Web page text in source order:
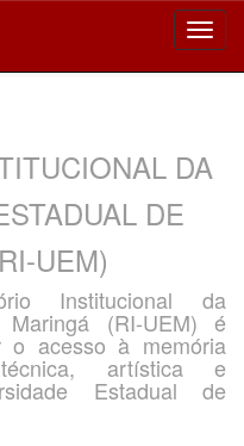
DA
DE
UEM)
Institucional da
(RI-UEM) é
o acesso à memória
artística e
Estadual de